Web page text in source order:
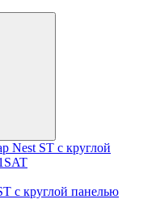
с круглой панелью